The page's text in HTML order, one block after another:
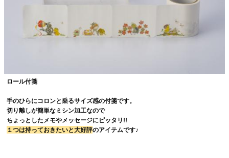
ロール付箋
手のひらにコロンと乗るサイズ感の付箋です。
切り離しが簡単なミシン加工なので
ちょっとしたメモやメッセージにピッタリ!!
１つは持っておきたいと大好評のアイテムです♪